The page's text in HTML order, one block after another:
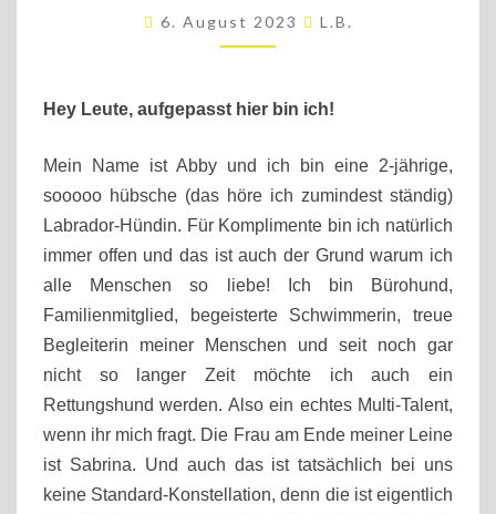
SABRINA
6. August 2023 L.b.
Hey Leute, aufgepasst hier bin ich!
Mein Name ist Abby und ich bin eine 2-jährige,
sooooo hübsche (das höre ich zumindest ständig)
Labrador-Hündin. Für Komplimente bin ich natürlich
immer offen und das ist auch der Grund warum ich
alle Menschen so liebe!
Ich bin Bürohund,
Familienmitglied, begeisterte Schwimmerin, treue
Begleiterin meiner Menschen und seit noch gar
nicht so langer Zeit möchte ich auch ein
Rettungshund werden. Also ein echtes Multi-Talent,
wenn ihr mich fragt. Die Frau am Ende meiner Leine
ist Sabrina. Und auch das ist tatsächlich bei uns
keine Standard-Konstellation, denn die ist eigentlich